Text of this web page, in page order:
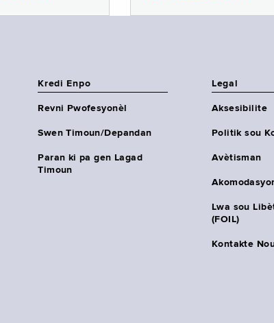
Kredi Enpo
Revni Pwofesyonèl
Swen Timoun/Depandan
Paran ki pa gen Lagad
Timoun
Legal
Aksesibilite
Politik sou
Avètisman
Lwa sou
(FOIL)
Kontakte